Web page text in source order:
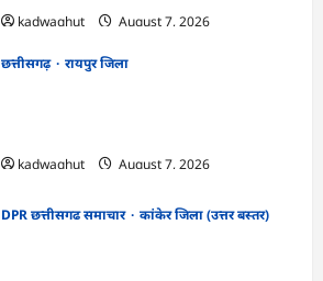
kadwaghut
August 7, 2026
छत्तीसगढ़
रायपुर जिला
kadwaghut
August 7, 2026
DPR छत्तीसगढ समाचार
कांकेर जिला (उत्तर बस्तर)